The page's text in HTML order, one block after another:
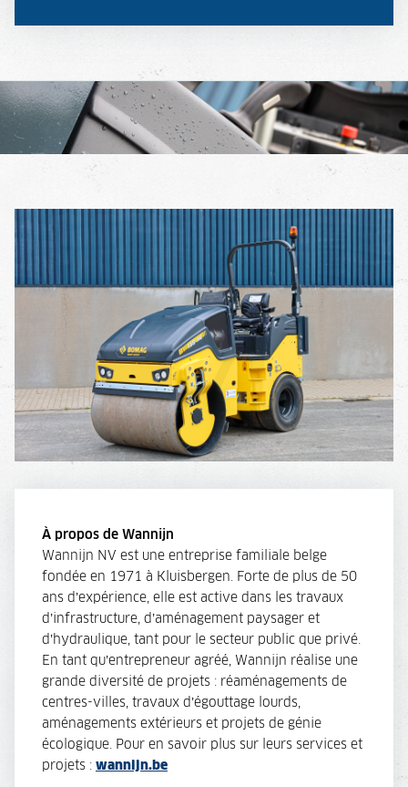
À propos de Wannijn
Wannijn NV est une entreprise familiale belge
fondée en 1971 à Kluisbergen. Forte de plus de 50
ans d’expérience, elle est active dans les travaux
d’infrastructure, d’aménagement paysager et
d’hydraulique, tant pour le secteur public que privé.
En tant qu’entrepreneur agréé, Wannijn réalise une
grande diversité de projets : réaménagements de
centres-villes, travaux d’égouttage lourds,
aménagements extérieurs et projets de génie
écologique. Pour en savoir plus sur leurs services et
projets : wannijn.be